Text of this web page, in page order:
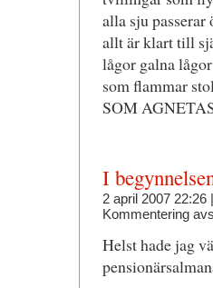
alla sju passerar
allt är klart till
lågor galna
som flammar
SOM
I
2 april 2007 22:26 |
Kommentering
Helst hade jag